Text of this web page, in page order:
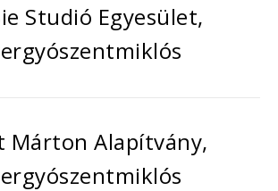
Studió Egyesület,
Márton Alapítvány,